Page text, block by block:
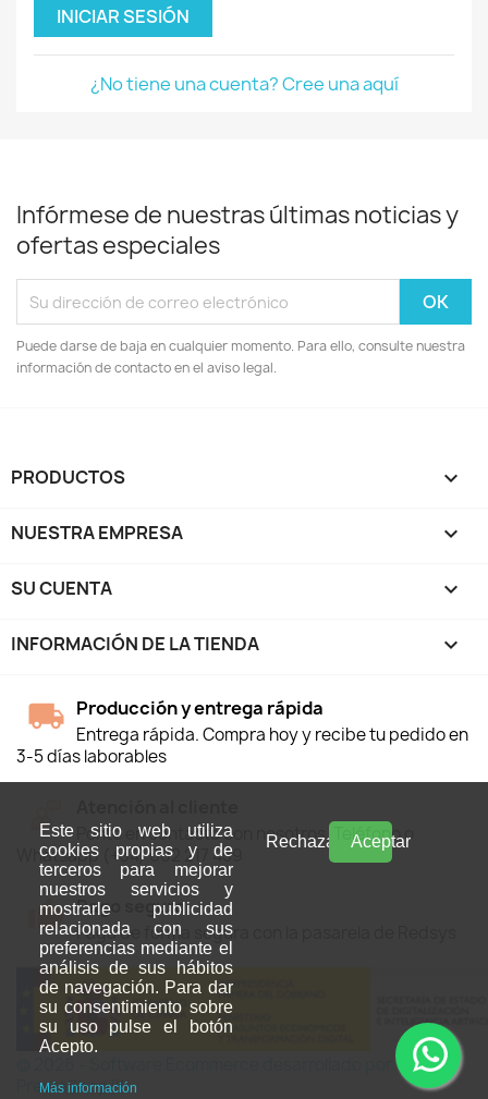
INICIAR SESIÓN
¿No tiene una cuenta? Cree una aquí
Infórmese de nuestras últimas noticias y
ofertas especiales
Puede darse de baja en cualquier momento. Para ello, consulte nuestra
información de contacto en el aviso legal.
PRODUCTOS 
NUESTRA EMPRESA 
SU CUENTA 
INFORMACIÓN DE LA TIENDA keyboard_arrow_down
Este sitio web utiliza
cookies propias y de
terceros para mejorar
nuestros servicios y
mostrarle publicidad
relacionada con sus
preferencias mediante el
análisis de sus hábitos
de navegación. Para dar
su consentimiento sobre
su uso pulse el botón
Acepto.
Más información
Rechazar Aceptar
Producción y entrega rápida
Entrega rápida. Compra hoy y recibe tu pedido en
3-5 días laborables
Ponte en contacto con nosotros, Teléfono o
Whatsapp (+34) 602 217 459
Pago seguro
Paga de forma segura con la pasarela de Redsys
PrestaShop™